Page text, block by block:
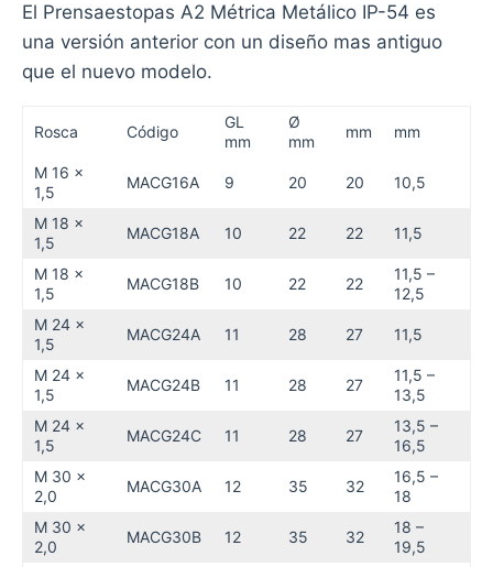
El Prensaestopas A2 Métrica Metálico IP-54 es
una versión anterior con un diseño mas antiguo
que el nuevo modelo.
Rosca Código
GL
mm
Ø
mm
mm mm
M 16 x
1,5
MACG16A 9 20 20 10,5
M 18 x
1,5
MACG18A 10 22 22 11,5
M 18 x
1,5
MACG18B 10 22 22
11,5 –
12,5
M 24 x
1,5
MACG24A 11 28 27 11,5
M 24 x
1,5
MACG24B 11 28 27
11,5 –
13,5
M 24 x
1,5
MACG24C 11 28 27
13,5 –
16,5
M 30 x
2,0
MACG30A 12 35 32
16,5 –
18
M 30 x
2,0
MACG30B 12 35 32
18 –
19,5